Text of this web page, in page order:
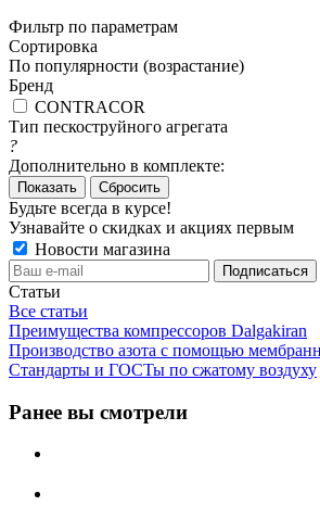
Фильтр по параметрам
Сортировка
По популярности (возрастание)
Бренд
CONTRACOR
Тип пескоструйного агрегата
?
Дополнительно в комплекте:
Сбросить
Будьте всегда в курсе!
Узнавайте о скидках и акциях первым
Новости магазина
Статьи
Все статьи
Преимущества компрессоров Dalgakiran
Производство азота с помощью
Стандарты и ГОСТы по сжатому воздуху
Ранее вы смотрели